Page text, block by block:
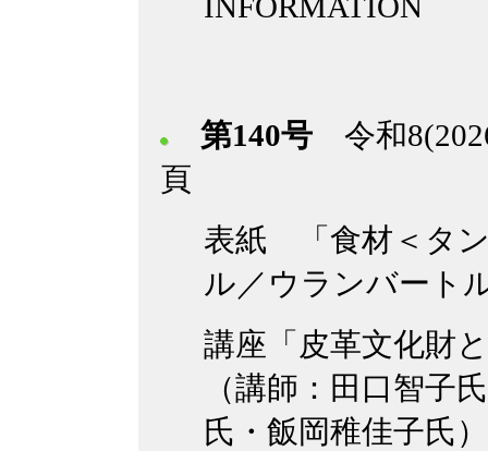
第140号 令和
頁
表紙 「食材＜タ
ル／ウランバート
講座「皮革文化財
（講師：田口智子
氏・飯岡稚佳子氏）